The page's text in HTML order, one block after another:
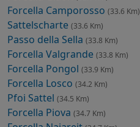
Forcella Camporosso (33.6 Km)
Sattelscharte (33.6 Km)
Passo della Sella (33.8 Km)
Forcella Valgrande (33.8 Km)
Forcella Pongol (33.9 Km)
Forcella Losco (34.2 Km)
Pfoi Sattel (34.5 Km)
Forcella Piova (34.7 Km)